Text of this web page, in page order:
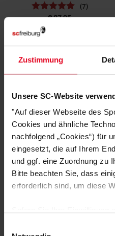
Zustimmung
Unsere SC-Website
"Auf dieser Webseite des
Cookies und ähnliche
nachfolgend „Cookies“) für
eingesetzt, die auf Ihrem
und ggf. eine Zuordnung zu
Bitte beachten Sie, dass
erforderlich sind, um diese
(7)
€ 27,95
SC Freiburg
Basic-Shirts "Rot-Weiß" SET
(6)